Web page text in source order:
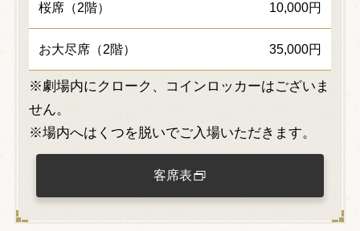
桜席（2階） 10,000円
お大尽席（2階） 35,000円
※劇場内にクローク、コインロッカーはございま
せん。
※場内へはくつを脱いでご入場いただきます。
客席表